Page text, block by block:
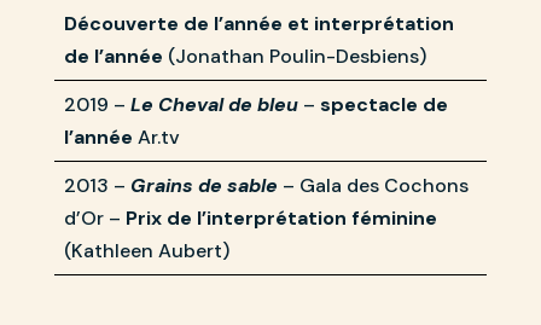
Découverte de l’année et interprétation
de l’année (Jonathan Poulin-Desbiens)
2019 – Le Cheval de bleu– spectacle de
l’année Ar.tv
2013 – Grains de sable – Gala des Cochons
d’Or – Prix de l’interprétation féminine
(Kathleen Aubert)